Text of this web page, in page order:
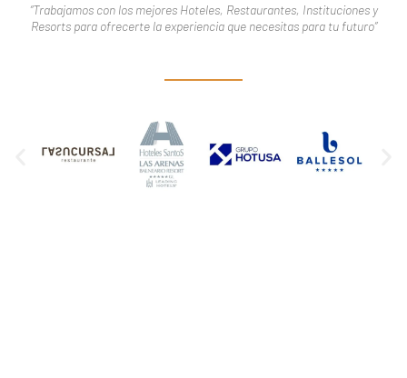
“Trabajamos con los mejores Hoteles, Restaurantes, Instituciones y
Resorts para ofrecerte la experiencia que necesitas para tu futuro”